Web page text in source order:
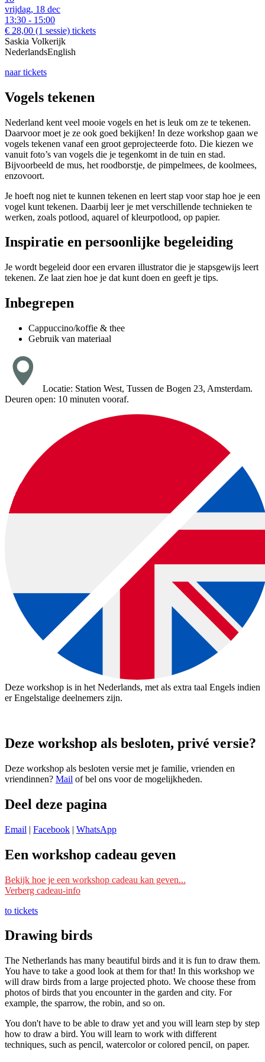
vrijdag, 18 dec
13:30 - 15:00
€ 28,00 (1 sessie) tickets
Saskia Volkerijk
NederlandsEnglish
naar tickets
Vogels tekenen
Nederland kent veel mooie vogels en het is leuk om ze te tekenen.
Daarvoor moet je ze ook goed bekijken! In deze workshop gaan we
vogels tekenen vanaf een groot geprojecteerde foto. Die kiezen we
vanuit foto’s van vogels die je tegenkomt in de tuin en stad.
Bijvoorbeeld de mus, het roodborstje, de pimpelmees, de koolmees,
enzovoort.
Je hoeft nog niet te kunnen tekenen en leert stap voor stap hoe je een
vogel kunt tekenen. Daarbij leer je met verschillende technieken te
werken, zoals potlood, aquarel of kleurpotlood, op papier.
Inspiratie en persoonlijke begeleiding
Je wordt begeleid door een ervaren illustrator die je stapsgewijs leert
tekenen. Ze laat zien hoe je dat kunt doen en geeft je tips.
Inbegrepen
Cappuccino/koffie & thee
Gebruik van materiaal
Locatie: Station West, Tussen de Bogen 23, Amsterdam.
Deuren open: 10 minuten vooraf.
Deze workshop is in het Nederlands, met als extra taal Engels indien
er Engelstalige deelnemers zijn.
Deze workshop als besloten, privé versie?
Deze workshop als besloten versie met je familie, vrienden en
vriendinnen? Mail of bel ons voor de mogelijkheden.
Deel deze pagina
Email | Facebook | WhatsApp
Een workshop cadeau geven
Ik wil deze workshop als cadeau geven
en vermeld bij ‘Opmerking’ voor wie het is. Wij reserveren dan een
Je kunt ook ‘datum nog te kiezen
doorgeeft om mee te doen.
Lees s.v.p. ook deAlgemene voorwaarden, onder het kopje
‘Inschrijving als cadeau’.
Wil je dat de ontvanger zelf een workshop kan kiezen? Schrijf je
dan in met je eigen naam en mailadres bij een workshop die als prijs
Bekijk hoe je een workshop cadeau kan geven...
Verberg cadeau-info
to tickets
Drawing birds
The Netherlands has many beautiful birds and it is fun to draw them.
You have to take a good look at them for that! In this workshop we
will draw birds from a large projected photo. We choose these from
photos of birds that you encounter in the garden and city. For
example, the sparrow, the robin, and so on.
You don't have to be able to draw yet and you will learn step by step
how to draw a bird. You will learn to work with different
techniques, such as pencil, watercolor or colored pencil, on paper.